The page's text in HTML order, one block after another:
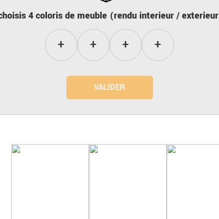
4 coloris de meuble (rendu interieur /
VALIDER